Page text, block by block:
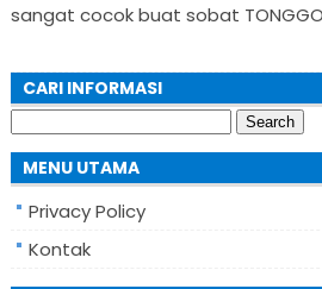
sangat cocok buat sobat
CARI INFORMASI
for:
MENU UTAMA
Privacy Policy
Kontak